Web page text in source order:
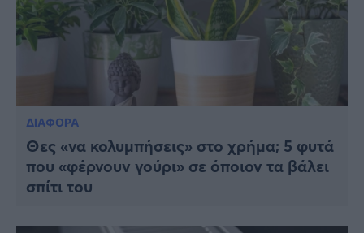
ΔΙΑΦΟΡΑ
Θες «να κολυμπήσεις» στο χρήμα; 5 φυτά
που «φέρνουν γούρι» σε όποιον τα βάλει
σπίτι του